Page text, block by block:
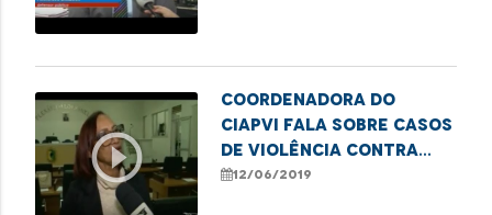
play_circle_outline
Coordenadora do
CIAPVI fala sobre casos
de violência contra
idosos
12/06/2019